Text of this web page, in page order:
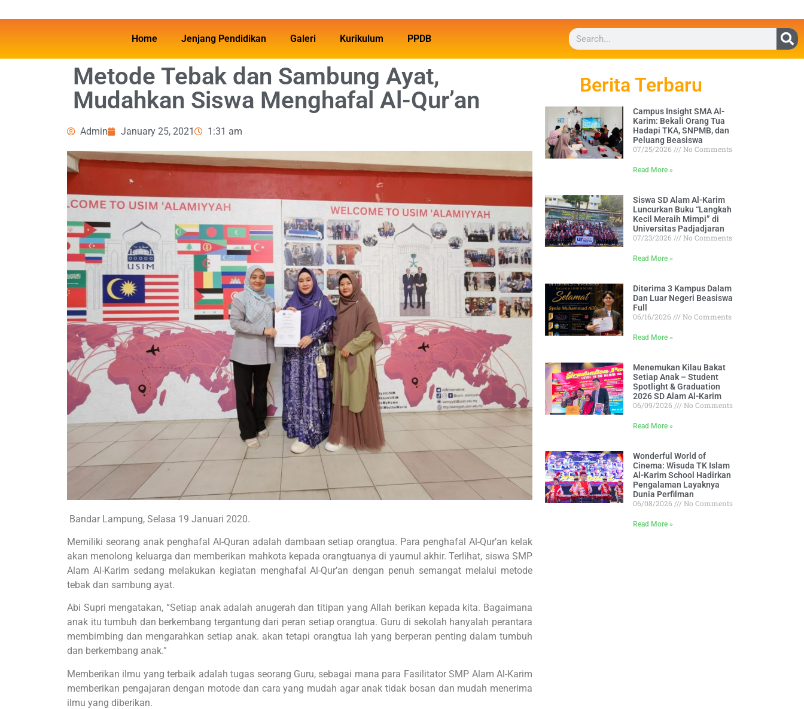
Home Jenjang Pendidikan Galeri Kurikulum PPDB
Metode Tebak dan Sambung Ayat,
Mudahkan Siswa Menghafal Al-Qur’an
Admin January 25, 2021 1:31 am
Bandar Lampung, Selasa 19 Januari 2020.
Memiliki seorang anak penghafal Al-Quran adalah dambaan setiap orangtua. Para penghafal Al-Qur’an kelak
akan menolong keluarga dan memberikan mahkota kepada orangtuanya di yaumul akhir. Terlihat, siswa SMP
Alam Al-Karim sedang melakukan kegiatan menghafal Al-Qur’an dengan penuh semangat melalui metode
tebak dan sambung ayat.
Abi Supri mengatakan, “Setiap anak adalah anugerah dan titipan yang Allah berikan kepada kita. Bagaimana
anak itu tumbuh dan berkembang tergantung dari peran setiap orangtua. Guru di sekolah hanyalah perantara
membimbing dan mengarahkan setiap anak. akan tetapi orangtua lah yang berperan penting dalam tumbuh
dan berkembang anak.”
Memberikan ilmu yang terbaik adalah tugas seorang Guru, sebagai mana para Fasilitator SMP Alam Al-Karim
memberikan pengajaran dengan motode dan cara yang mudah agar anak tidak bosan dan mudah menerima
ilmu yang diberikan.
Berita Terbaru
Campus Insight SMA Al-
Karim: Bekali Orang Tua
Hadapi TKA, SNPMB, dan
Peluang Beasiswa
07/25/2026
No Comments
Read More »
Siswa SD Alam Al-Karim
Luncurkan Buku “Langkah
Kecil Meraih Mimpi” di
Universitas Padjadjaran
07/23/2026
No Comments
Read More »
Diterima 3 Kampus Dalam
Dan Luar Negeri Beasiswa
Full
06/16/2026
No Comments
Read More »
Menemukan Kilau Bakat
Setiap Anak – Student
Spotlight & Graduation
2026 SD Alam Al-Karim
06/09/2026
No Comments
Read More »
Wonderful World of
Cinema: Wisuda TK Islam
Al-Karim School Hadirkan
Pengalaman Layaknya
Dunia Perfilman
06/08/2026
No Comments
Read More »